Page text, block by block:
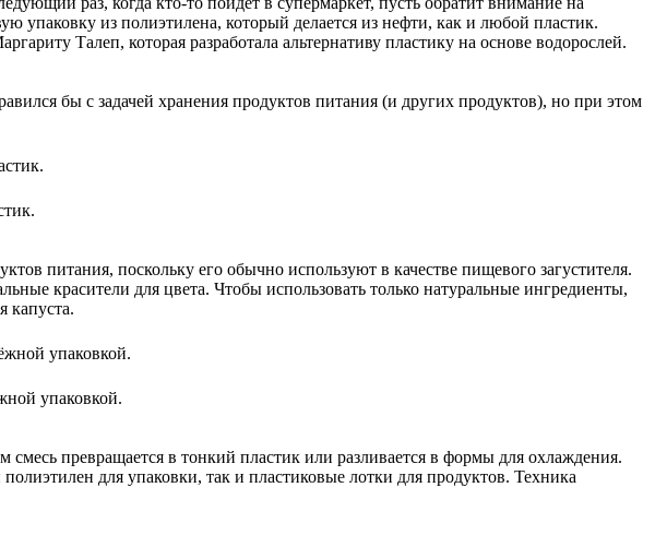
упаковку из полиэтилена, который делается из нефти, как и любой пластик.
Талеп, которая разработала альтернативу пластику на основе водорослей.
бы с задачей хранения продуктов питания (и других продуктов), но при этом
питания, поскольку его обычно используют в качестве пищевого загустителя.
красители для цвета. Чтобы использовать только натуральные ингредиенты,
капуста.
упаковкой.
смесь превращается в тонкий пластик или разливается в формы для охлаждения.
для упаковки, так и пластиковые лотки для продуктов. Техника